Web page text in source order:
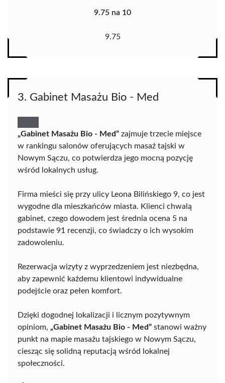
9.75 na 10
9.75
3. Gabinet Masażu Bio - Med
„Gabinet Masażu Bio - Med” zajmuje trzecie miejsce
w rankingu salonów oferujących masaż tajski w
Nowym Sączu, co potwierdza jego mocną pozycję
wśród lokalnych usług.
Firma mieści się przy ulicy Leona Bilińskiego 9, co jest
wygodne dla mieszkańców miasta. Klienci chwalą
gabinet, czego dowodem jest średnia ocena 5 na
podstawie 91 recenzji, co świadczy o ich wysokim
zadowoleniu.
Rezerwacja wizyty z wyprzedzeniem jest niezbędna,
aby zapewnić każdemu klientowi indywidualne
podejście oraz pełen komfort.
Dzięki dogodnej lokalizacji i licznym pozytywnym
opiniom, „Gabinet Masażu Bio - Med” stanowi ważny
punkt na mapie masażu tajskiego w Nowym Sączu,
ciesząc się solidną reputacją wśród lokalnej
społeczności.